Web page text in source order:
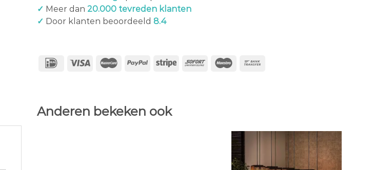
✓ Meer dan 20.000 tevreden klanten
✓ Door klanten beoordeeld 8.4
Anderen bekeken ook